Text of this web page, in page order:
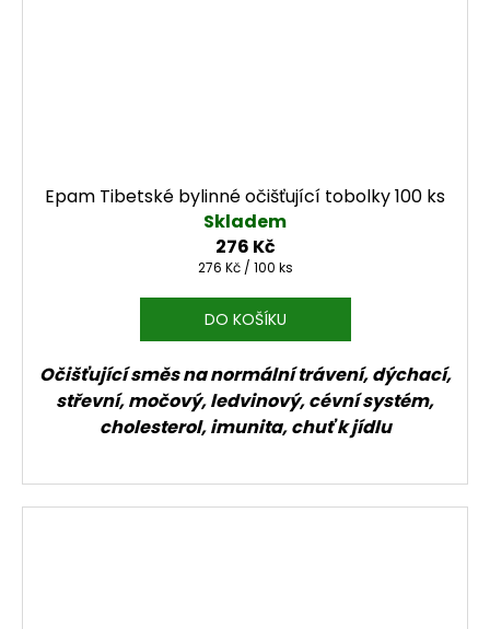
Epam Tibetské bylinné očišťující tobolky 100 ks
Skladem
276 Kč
Měrná cena:
276 Kč / 100 ks
DO KOŠÍKU
Očišťující směs na normální trávení, dýchací,
střevní, močový, ledvinový, cévní systém,
cholesterol, imunita, chuť k jídlu